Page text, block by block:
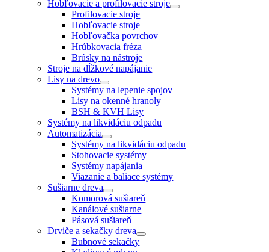
Hobľovacie a profilovacie stroje
Profilovacie stroje
Hobľovacie stroje
Hobľovačka povrchov
Hrúbkovacia fréza
Brúsky na nástroje
Stroje na dĺžkové napájanie
Lisy na drevo
Systémy na lepenie spojov
Lisy na okenné hranoly
BSH & KVH Lisy
Systémy na likvidáciu odpadu
Automatizácia
Systémy na likvidáciu odpadu
Stohovacie systémy
Systémy napájania
Viazanie a baliace systémy
Sušiarne dreva
Komorová sušiareň
Kanálové sušiarne
Pásová sušiareň
Drviče a sekačky dreva
Bubnové sekačky